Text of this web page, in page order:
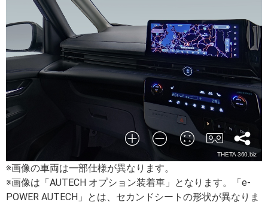
※画像の車両は一部仕様が異なります。
※画像は「AUTECH オプション装着車」となります。「e-
POWER AUTECH」とは、セカンドシートの形状が異なりま